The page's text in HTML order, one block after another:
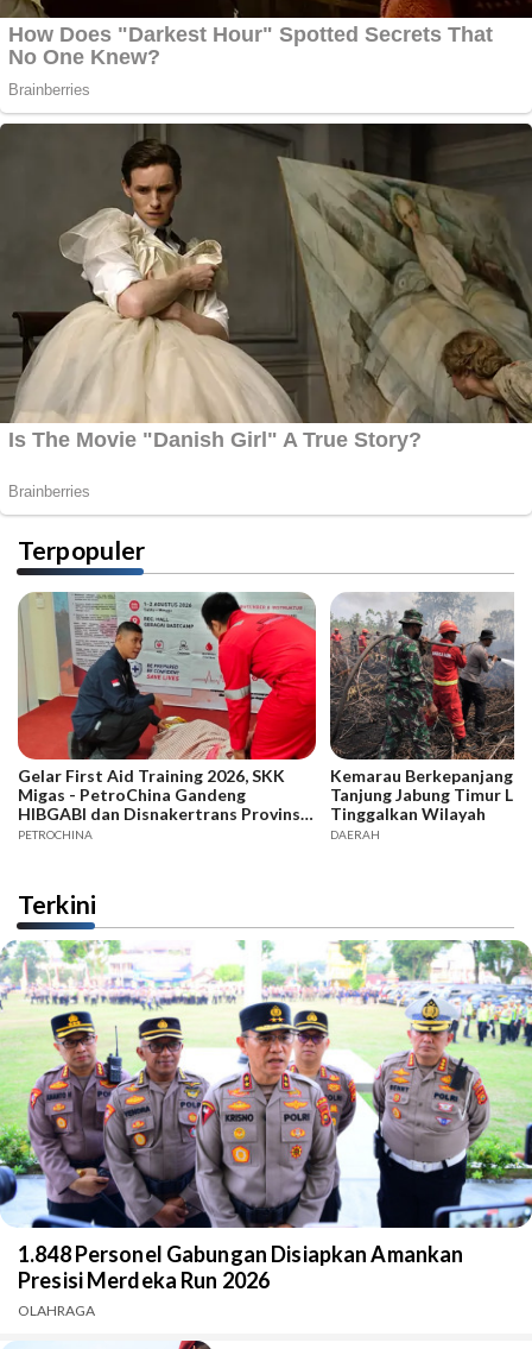
Terpopuler
Gelar First Aid Training 2026, SKK
Migas - PetroChina Gandeng
HIBGABI dan Disnakertrans Provinsi
Jambi
PETROCHINA
Kemarau
Tanjung Jabung Timur
Tinggalkan Wilayah
DAERAH
Terkini
1.848 Personel Gabungan Disiapkan Amankan
Presisi Merdeka Run 2026
OLAHRAGA